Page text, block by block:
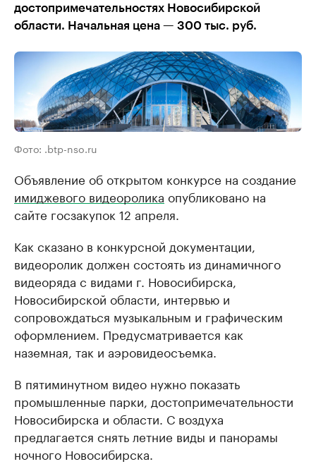
достопримечательностях Новосибирской
области. Начальная цена — 300 тыс. руб.
Фото: .btp-nso.ru
Объявление об открытом конкурсе на создание
имиджевого видеоролика опубликовано на
сайте госзакупок 12 апреля.
Как сказано в конкурсной документации,
видеоролик должен состоять из динамичного
видеоряда с видами г. Новосибирска,
Новосибирской области, интервью и
сопровождаться музыкальным и графическим
оформлением. Предусматривается как
наземная, так и аэровидеосъемка.
В пятиминутном видео нужно показать
промышленные парки, достопримечательности
Новосибирска и области. С воздуха
предлагается снять летние виды и панорамы
ночного Новосибирска.